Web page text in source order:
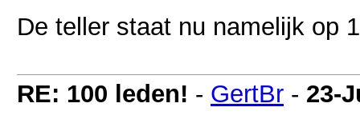
De teller staat nu namelijk op
RE: 100 leden! - GertBr - 23-